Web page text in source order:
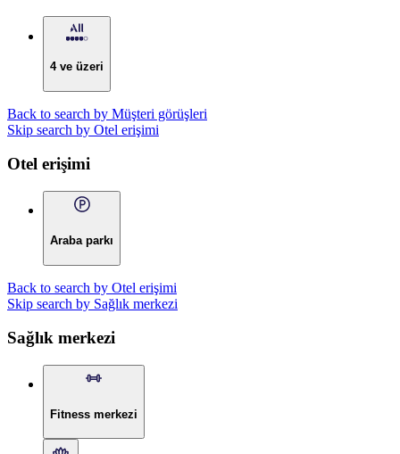
4 ve üzeri
Back to search by Müşteri görüşleri
Skip search by Otel erişimi
Otel erişimi
Araba parkı
Back to search by Otel erişimi
Skip search by Sağlık merkezi
Sağlık merkezi
Fitness merkezi